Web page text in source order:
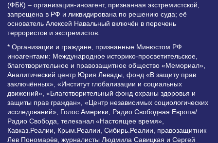
(ФБК) – организация-иноагент, признанная экстремистской,
запрещена в РФ и ликвидирована по решению суда; её
основатель Алексей Навальный включён в перечень
террористов и экстремистов.
* Организации и граждане, признанные Минюстом РФ
иноагентами: Международное историко-просветительское,
благотворительное и правозащитное общество «Мемориал»,
Аналитический центр Юрия Левады, фонд «В защиту прав
заключённых», «Институт глобализации и социальных
движений», «Благотворительный фонд охраны здоровья и
защиты прав граждан», «Центр независимых социологических
исследований», Голос Америки, Радио Свободная Европа/
Радио Свобода, телеканал «Настоящее время»,
Кавказ.Реалии, Крым.Реалии, Сибирь.Реалии, правозащитник
Лев Пономарёв, журналисты Людмила Савицкая и Сергей